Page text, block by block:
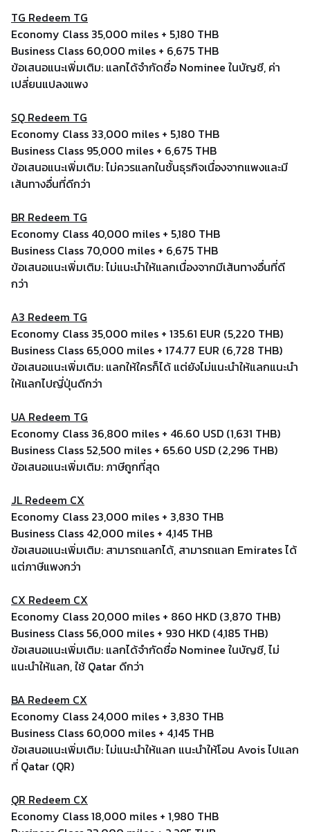
TG Redeem TG
Economy Class 35,000 miles + 5,180 THB
Business Class 60,000 miles + 6,675 THB
ข้อเสนอแนะเพิ่มเติม: แลกได้จำกัดชื่อ Nominee ในบัญชี, ค่า
เปลี่ยนแปลงแพง
SQ Redeem TG
Economy Class 33,000 miles + 5,180 THB
Business Class 95,000 miles + 6,675 THB
ข้อเสนอแนะเพิ่มเติม: ไม่ควรแลกในชั้นธุรกิจเนื่องจากแพงและมี
เส้นทางอื่นที่ดีกว่า
BR Redeem TG
Economy Class 40,000 miles + 5,180 THB
Business Class 70,000 miles + 6,675 THB
ข้อเสนอแนะเพิ่มเติม: ไม่แนะนำให้แลกเนื่องจากมีเส้นทางอื่นที่ดี
กว่า
A3 Redeem TG
Economy Class 35,000 miles + 135.61 EUR (5,220 THB)
Business Class 65,000 miles + 174.77 EUR (6,728 THB)
ข้อเสนอแนะเพิ่มเติม: แลกให้ใครก็ได้ แต่ยังไม่แนะนำให้แลกแนะนำ
ให้แลกไปญี่ปุ่นดีกว่า
UA Redeem TG
Economy Class 36,800 miles + 46.60 USD (1,631 THB)
Business Class 52,500 miles + 65.60 USD (2,296 THB)
ข้อเสนอแนะเพิ่มเติม: ภาษีถูกที่สุด
JL Redeem CX
Economy Class 23,000 miles + 3,830 THB
Business Class 42,000 miles + 4,145 THB
ข้อเสนอแนะเพิ่มเติม: สามารถแลกได้, สามารถแลก Emirates ได้
แต่ภาษีแพงกว่า
CX Redeem CX
Economy Class 20,000 miles + 860 HKD (3,870 THB)
Business Class 56,000 miles + 930 HKD (4,185 THB)
ข้อเสนอแนะเพิ่มเติม: แลกได้จำกัดชื่อ Nominee ในบัญชี, ไม่
แนะนำให้แลก, ใช้ Qatar ดีกว่า
BA Redeem CX
Economy Class 24,000 miles + 3,830 THB
Business Class 60,000 miles + 4,145 THB
ข้อเสนอแนะเพิ่มเติม: ไม่แนะนำให้แลก แนะนำให้โอน Avois ไปแลก
ที่ Qatar (QR)
QR Redeem CX
Economy Class 18,000 miles + 1,980 THB